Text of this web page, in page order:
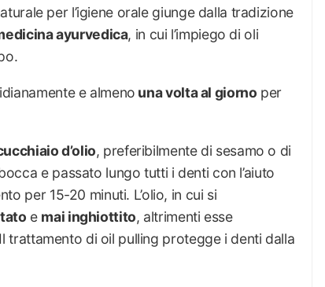
per l’igiene orale giunge dalla tradizione
ayurvedica, in cui l’impiego di oli
e almeno una volta al giorno per
d’olio, preferibilmente di sesamo o di
e passato lungo tutti i denti con l’aiuto
per 15-20 minuti. L’olio, in cui si
e mai inghiottito, altrimenti esse
trattamento di oil pulling protegge i denti dalla